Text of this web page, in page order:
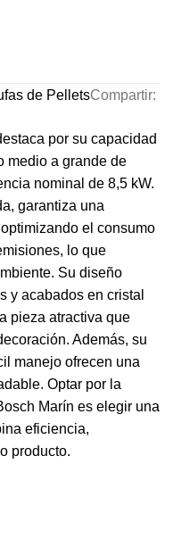
de PelletsCompartir:
por su capacidad
medio a grande de
nominal de 8,5 kW.
garantiza una
el consumo
lo que
Su diseño
y acabados en cristal
pieza atractiva que
Además, su
manejo ofrecen una
Optar por la
Marín es elegir una
eficiencia,
producto.